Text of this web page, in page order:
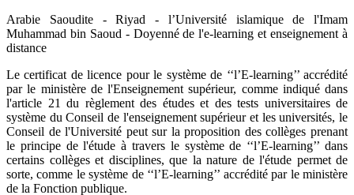
Arabie Saoudite - Riyad - l’Université islamique de l'Imam
Muhammad bin Saoud - Doyenné de l'e-learning et enseignement à
distance
Le certificat de licence pour le système de ‘‘l’E-learning’’ accrédité
par le ministère de l'Enseignement supérieur, comme indiqué dans
l'article 21 du règlement des études et des tests universitaires de
système du Conseil de l'enseignement supérieur et les universités, le
Conseil de l'Université peut sur la proposition des collèges prenant
le principe de l'étude à travers le système de ‘‘l’E-learning’’ dans
certains collèges et disciplines, que la nature de l'étude permet de
sorte, comme le système de ‘‘l’E-learning’’ accrédité par le ministère
de la Fonction publique.